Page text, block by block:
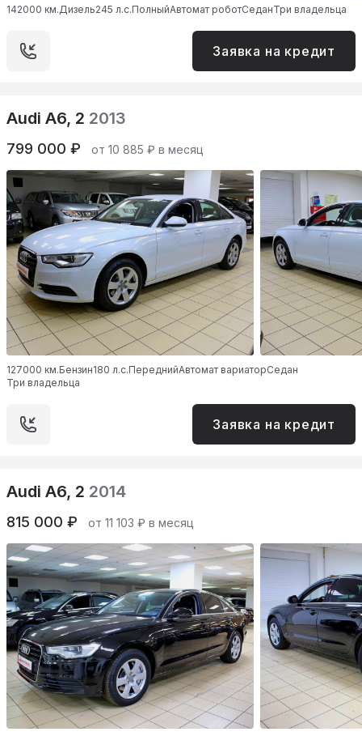
142000 км. Дизель245 л.с.ПолныйАвтомат роботСеданТри владельца
Заявка на кредит
Audi A6, 2 2013
799 000 ₽ от 10 885 ₽ в месяц
127000 км.Бензин180 л.с.ПереднийАвтомат вариаторСедан
Три владельца
Заявка на кредит
Audi A6, 2 2014
815 000 ₽ от 11 103 ₽ в месяц